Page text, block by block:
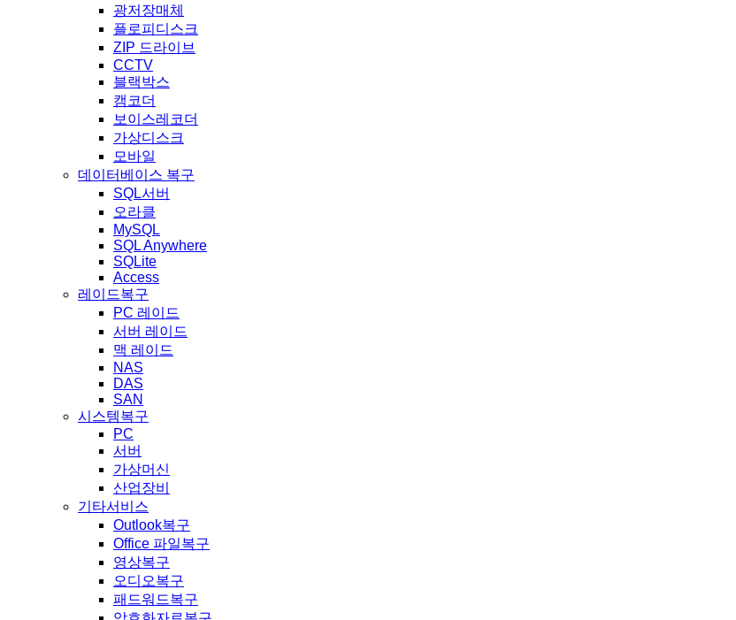
광저장매체
플로피디스크
ZIP 드라이브
CCTV
블랙박스
캠코더
보이스레코더
가상디스크
모바일
데이터베이스 복구
SQL서버
오라클
MySQL
SQL Anywhere
SQLite
Access
레이드복구
PC 레이드
서버 레이드
맥 레이드
NAS
DAS
SAN
시스템복구
PC
서버
가상머신
산업장비
기타서비스
Outlook복구
Office 파일복구
영상복구
오디오복구
패드워드복구